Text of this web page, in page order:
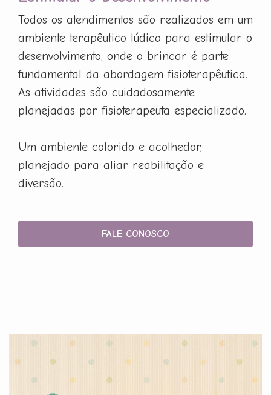
Todos os atendimentos são realizados em um
ambiente terapêutico lúdico para estimular o
desenvolvimento, onde o brincar é parte
fundamental da abordagem fisioterapêutica.
As atividades são cuidadosamente
planejadas por fisioterapeuta especializado.
Um ambiente colorido e acolhedor,
planejado para aliar reabilitação e
diversão.
FALE CONOSCO